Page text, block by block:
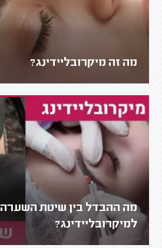
מה זה מיקרובליידינג?
מה ההבדל בין שיטת השערה
למיקרובליידינג?